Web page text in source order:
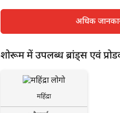
अधिक
शोरूम में उपलब्ध ब्रांड्स एवं
महिंद्रा